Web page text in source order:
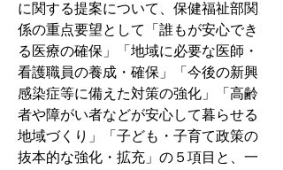
に関する提案について、保健福祉部関
係の重点要望として「誰もが安心でき
る医療の確保」「地域に必要な医師・
看護職員の養成・確保」「今後の新興
感染症等に備えた対策の強化」「高齢
者や障がい者などが安心して暮らせる
地域づくり」「子ども・子育て政策の
抜本的な強化・拡充」の５項目と、一